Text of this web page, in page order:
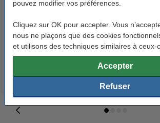
pouvez modifier vos préférences.
Cliquez sur OK pour accepter. Vous
nous ne plaçons que des cookies
et utilisons des techniques similaires à ceux-
Accepter
Refuser
123accu Xtreme Power MN1500
14,95 € Inclus : 21% de TVA